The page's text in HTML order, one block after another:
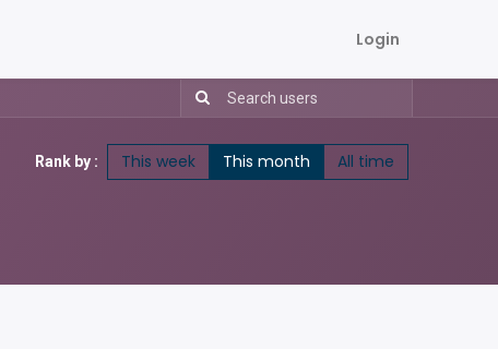
Login
Rank by : This week This month All time